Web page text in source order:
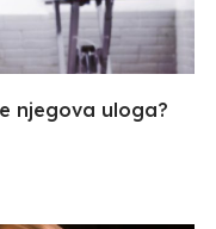
njegova uloga?